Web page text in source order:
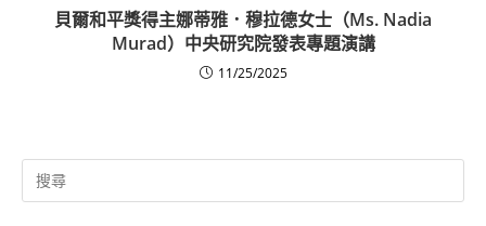
貝爾和平獎得主娜蒂雅．穆拉德女士（Ms. Nadia
Murad）中央研究院發表專題演講
11/25/2025
Search
for: